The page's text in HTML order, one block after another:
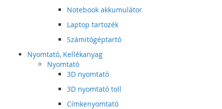
Notebook akkumulátor
Laptop tartozék
Számitógéptartó
Nyomtató, Kellékanyag
Nyomtató
3D nyomtató
3D nyomtató toll
Címkenyomtató